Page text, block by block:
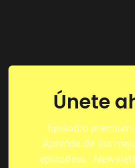
Únete
Episodio premium
Aprende de los
episodios ·